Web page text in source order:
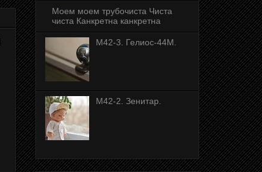
Моем моем трубочиста Чиста
чиста Канкретна канкретна
М42-3. Гелиос-44М.
M42-2. Зенитар.